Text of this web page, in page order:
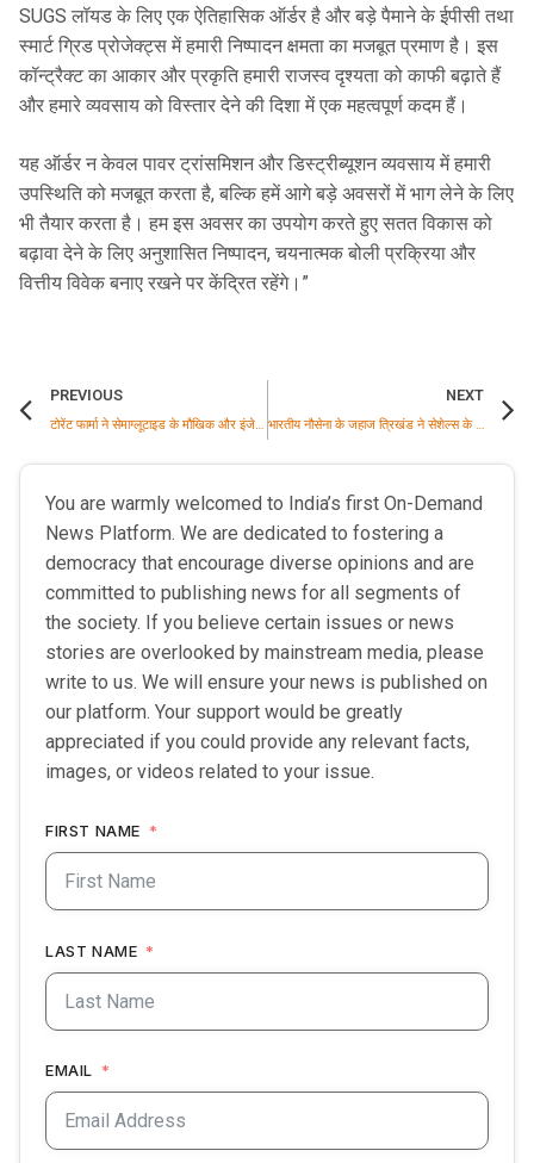
SUGS लॉयड के लिए एक ऐतिहासिक ऑर्डर है और बड़े पैमाने के ईपीसी तथा
स्मार्ट ग्रिड प्रोजेक्ट्स में हमारी निष्पादन क्षमता का मजबूत प्रमाण है। इस
कॉन्ट्रैक्ट का आकार और प्रकृति हमारी राजस्व दृश्यता को काफी बढ़ाते हैं
और हमारे व्यवसाय को विस्तार देने की दिशा में एक महत्वपूर्ण कदम हैं।
यह ऑर्डर न केवल पावर ट्रांसमिशन और डिस्ट्रीब्यूशन व्यवसाय में हमारी
उपस्थिति को मजबूत करता है, बल्कि हमें आगे बड़े अवसरों में भाग लेने के लिए
भी तैयार करता है। हम इस अवसर का उपयोग करते हुए सतत विकास को
बढ़ावा देने के लिए अनुशासित निष्पादन, चयनात्मक बोली प्रक्रिया और
वित्तीय विवेक बनाए रखने पर केंद्रित रहेंगे।”
PREVIOUS
टोरेंट फार्मा ने सेमाग्लूटाइड के मौखिक और इंजेक्टेबल फॉर्मुलेशन लॉन्च किए
NEXT
भारतीय नौसेना के जहाज त्रिखंड ने सेशेल्स के पोर्ट विक्टोरिया में अपना ठहराव पूरा किया
You are warmly welcomed to India’s first On-Demand
News Platform. We are dedicated to fostering a
democracy that encourage diverse opinions and are
committed to publishing news for all segments of
the society. If you believe certain issues or news
stories are overlooked by mainstream media, please
write to us. We will ensure your news is published on
our platform. Your support would be greatly
appreciated if you could provide any relevant facts,
images, or videos related to your issue.
FIRST NAME
LAST NAME
EMAIL